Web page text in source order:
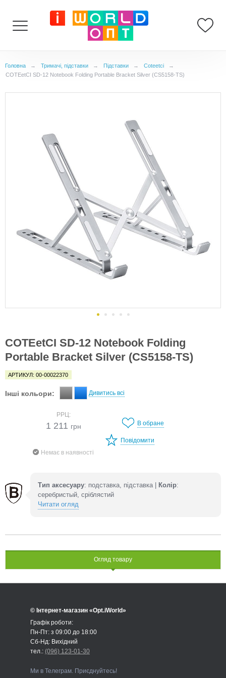
Головна → Тримачі, підставки → Підставки → Coteetci
→
COTEetCI SD-12 Notebook Folding Portable Bracket Silver (CS5158-TS)
COTEetCI SD-12 Notebook Folding
Portable Bracket Silver (CS5158-TS)
АРТИКУЛ: 00-00022370
Інші кольори: Дивитись всі
РРЦ:
1 211 грн
Немає в наявності
В обране
Повідомити
Тип аксесуару: подставка, підставка | Колір:
серебристый, сріблястий
Читати огляд
Огляд товару
© Інтернет-магазин «Opt.iWorld»
Графік роботи:
Пн-Пт: з 09:00 до 18:00
Сб-Нд: Вихідний
тел.: (096) 123-01-30
Ми в Телеграм. Приєднуйтесь!